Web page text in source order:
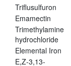
Triflusulfuron
Emamectin
Trimethylamine
hydrochloride
Elemental Iron
E,Z-3,13-